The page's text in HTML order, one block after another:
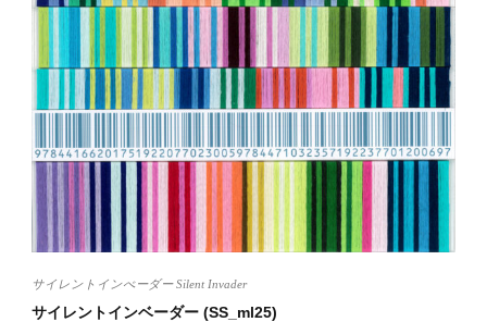
サイレントインべーダー Silent Invader
サイレントインベーダー (SS_ml25)